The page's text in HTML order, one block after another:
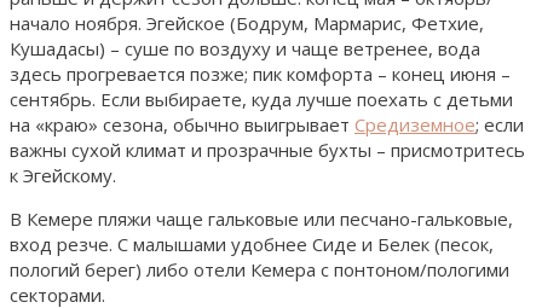
начало ноября. Эгейское (Бодрум, Мармарис, Фетхие,
Кушадасы) – суше по воздуху и чаще ветренее, вода
здесь прогревается позже; пик комфорта – конец июня –
сентябрь. Если выбираете, куда лучше поехать с детьми
на «краю» сезона, обычно выигрывает Средиземное; если
важны сухой климат и прозрачные бухты – присмотритесь
к Эгейскому.
В Кемере пляжи чаще гальковые или песчано-гальковые,
вход резче. С малышами удобнее Сиде и Белек (песок,
пологий берег) либо отели Кемера с понтоном/пологими
секторами.